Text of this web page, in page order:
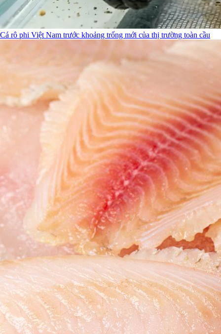
Cá rô phi Việt Nam trước khoảng trống mới của thị trường toàn cầu